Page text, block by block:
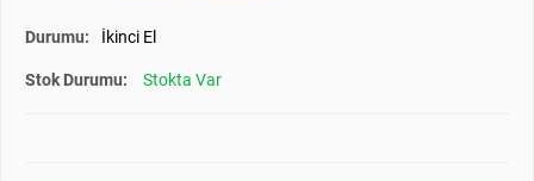
Durumu: İkinci El
Stok Durumu: Stokta Var